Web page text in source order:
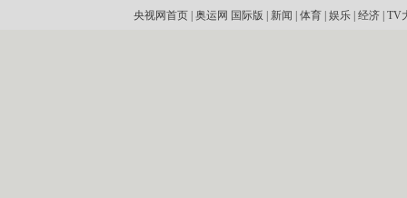
央视网首页| 奥运网 国际版 新闻 体育| 娱乐| 经济| TV